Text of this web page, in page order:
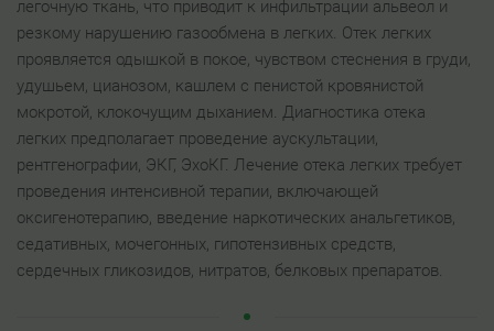
легочную ткань, что приводит к инфильтрации альвеол и
резкому нарушению газообмена в легких. Отек легких
проявляется одышкой в покое, чувством стеснения в груди,
удушьем, цианозом, кашлем с пенистой кровянистой
мокротой, клокочущим дыханием. Диагностика отека
легких предполагает проведение аускультации,
рентгенографии, ЭКГ, ЭхоКГ. Лечение отека легких требует
проведения интенсивной терапии, включающей
оксигенотерапию, введение наркотических анальгетиков,
седативных, мочегонных, гипотензивных средств,
сердечных гликозидов, нитратов, белковых препаратов.